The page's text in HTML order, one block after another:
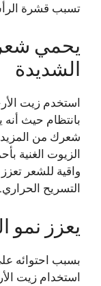
تسبب قشرة
يحمي
الشديدة
استخدم زيت
بانتظام حيث أنه
شعرك من المزيد
الزيوت الغنية
واقية للشعر
التسريح الحراري.
يعزز نمو
بسبب احتوائه
استخدام زيت